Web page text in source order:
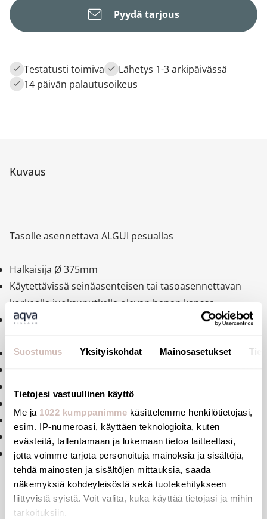
Suostumus Yksityiskohdat Mainosasetukset
Tietojesi vastuullinen käyttö
Me ja 1022 kumppanimme käsittelemme henkilötietojasi,
esim. IP-numeroasi, käyttäen teknologioita, kuten
evästeitä, tallentamaan ja lukemaan tietoa laitteeltasi,
jotta voimme tarjota personoituja mainoksia ja sisältöjä,
tehdä mainosten ja sisältöjen mittauksia, saada
näkemyksiä kohdeyleisöstä sekä tuotekehitykseen
liittyvistä syistä. Voit valita, kuka käyttää tietojasi ja mihin
tarkoituksiin.
Pyydä tarjous
Testatusti toimiva
Lähetys 1-3 arkipäivässä
14 päivän palautusoikeus
Kuvaus
Tasolle asennettava ALGUI pesuallas
Halkaisija Ø 375mm
Käytettävissä seinäasenteisen tai tasoasennettavan
korkealla juoksuputkella olevan hanan kanssa
Antibakteerista ruostumatontaterästä 304,
Kauttaaltaan kirkkakkaaksi kiilotettu
Yksiosainen ja saumaton
Toimitetaan 1¼" pohjaventtiilillä
Altaassa ei ylivuotosuojaa
CE-merkintä. European standard EN 14688.
Paino: 3,8 kg.